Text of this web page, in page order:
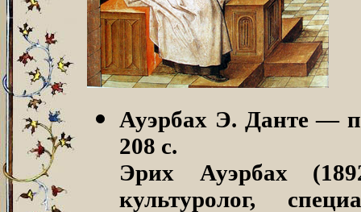
Ауэрбах Э. Данте —
208 с.
Эрих Ауэрбах
культуролог,